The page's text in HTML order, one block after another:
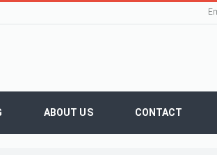
ABOUT US CONTACT